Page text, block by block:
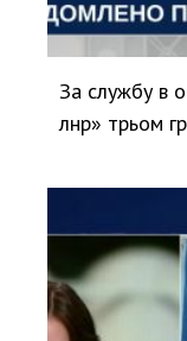
За службу в
лнр» трьом